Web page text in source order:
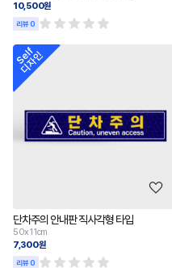
10,500원
리뷰 0
단차주의 안내판 직사각형 타입
50x11cm
7,300원
리뷰 0